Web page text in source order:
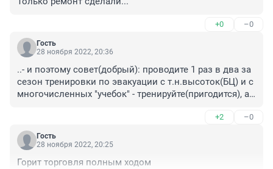
+0 –0
Гость
28 ноября 2022, 20:36
..- и поэтому совет(добрый): проводите 1 раз в два за
сезон тренировки по эвакуации с т.н.высоток(БЦ) и с
многочисленных "учебок" - тренируйте(пригодится), а
+2 –0
Гость
28 ноября 2022, 20:25
Горит торговля полным ходом